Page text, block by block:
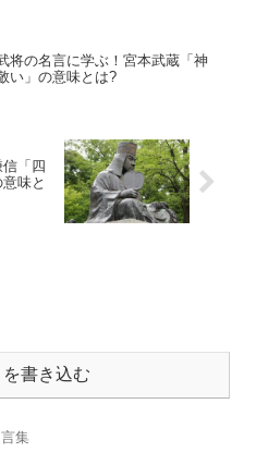
将の名言に学ぶ！宮本武蔵「神
い」の意味とは?
「四
味と
書き込む
集